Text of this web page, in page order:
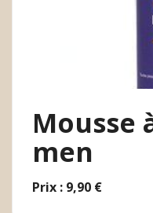
Mousse
men
Prix : 9,90 €